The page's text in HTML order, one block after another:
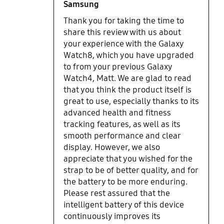
Samsung
Thank you for taking the time to
share this review with us about
your experience with the Galaxy
Watch8, which you have upgraded
to from your previous Galaxy
Watch4, Matt. We are glad to read
that you think the product itself is
great to use, especially thanks to its
advanced health and fitness
tracking features, as well as its
smooth performance and clear
display. However, we also
appreciate that you wished for the
strap to be of better quality, and for
the battery to be more enduring.
Please rest assured that the
intelligent battery of this device
continuously improves its